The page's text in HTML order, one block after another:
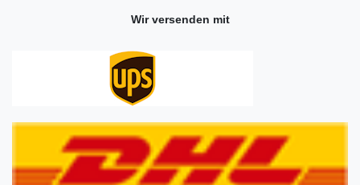
Wir versenden mit